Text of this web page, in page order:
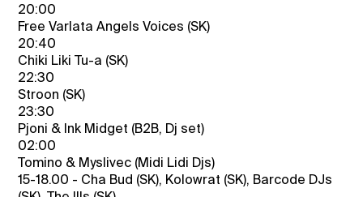
20:00
Free Varlata Angels Voices (SK)
20:40
Chiki Liki Tu-a (SK)
22:30
Stroon (SK)
23:30
Pjoni & Ink Midget (B2B, Dj set)
02:00
Tomino & Myslivec (Midi Lidi Djs)
15-18.00 - Cha Bud (SK), Kolowrat (SK), Barcode DJs